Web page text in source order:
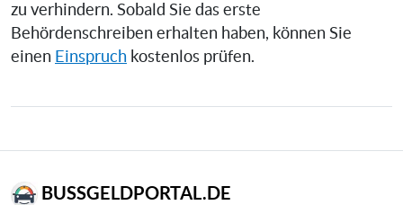
zu verhindern. Sobald Sie das erste
Behördenschreiben erhalten haben, können Sie
einen Einspruch kostenlos prüfen.
BUSSGELDPORTAL.DE